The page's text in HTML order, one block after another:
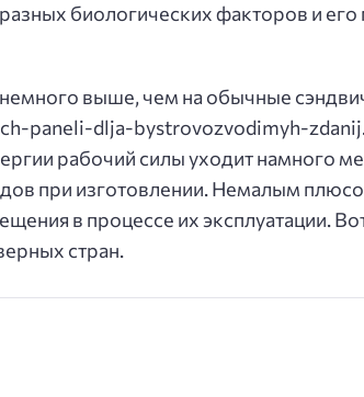
биологических факторов и
выше, чем на обычные
paneli-dlja-bystrovozvodimyh-
рабочий силы уходит намного
при изготовлении. Немалым
в процессе их эксплуатации.
стран.